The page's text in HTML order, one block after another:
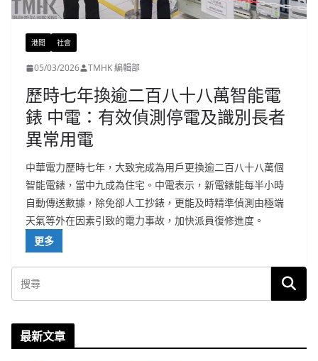
港聞 社會
05/03/2026 TMHK 編輯部
歷時七年換逾二百八十八萬智能電
錶 中電：有效偵測停電及識別長者
異常用電
中華電力歷時七年，大致完成為用戶更換逾二百八十八萬個
智能電錶，當中九成為住宅。中電表示，新電錶能每半小時
自動傳送數據，除免卻人工抄錶，更能及時精準偵測由極端
天氣等外在因素引致的電力事故，加快派員復修進度。
更多
最新文章